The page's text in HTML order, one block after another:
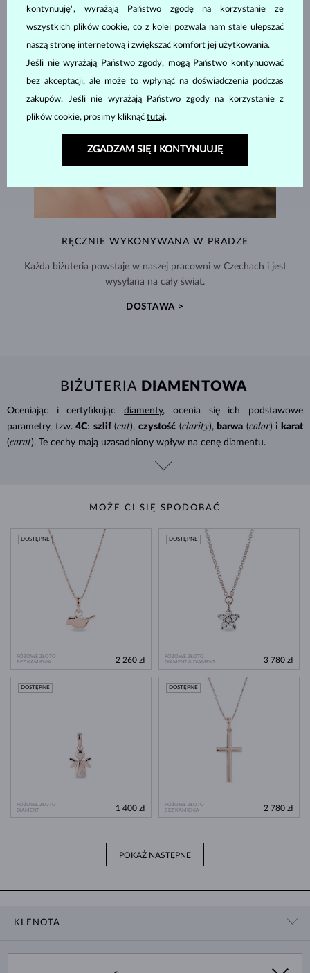
RĘCZNIE WYKONYWANA W PRADZE
Każda biżuteria powstaje w naszej pracowni w Czechach i jest
wysyłana na cały świat.
DOSTAWA >
BIŻUTERIA DIAMENTOWA
Oceniając i certyfikującdiamenty, ocenia się ich podstawowe
parametry, tzw. 4C: szlif (cut), czystość (clarity), barwa (color) i karat
(carat). Te cechy mają uzasadniony wpływ na cenę diamentu.
MOŻE CI SIĘ SPODOBAĆ
RÓŻOWE ZŁOTO
BEZ KAMIENIA
DOSTĘPNE
2 260 zł
RÓŻOWE ZŁOTO
DIAMENT & DIAMENT
DOSTĘPNE
3 780 zł
RÓŻOWE ZŁOTO
DIAMENT
DOSTĘPNE
1 400 zł
RÓŻOWE ZŁOTO
BEZ KAMIENIA
DOSTĘPNE
2 780 zł
POKAŻ NASTĘPNE
KLENOTA
kontynuuję", wyrażają Państwo zgodę na korzystanie ze
wszystkich plików cookie, co z kolei pozwala nam stale ulepszać
naszą stronę internetową i zwiększać komfort jej użytkowania.
Jeśli nie wyrażają Państwo zgody, mogą Państwo kontynuować
bez akceptacji, ale może to wpłynąć na doświadczenia podczas
zakupów. Jeśli nie wyrażają Państwo zgody na korzystanie z
plików cookie, prosimy kliknąć tutaj.
ZGADZAM SIĘ I KONTYNUUJĘ